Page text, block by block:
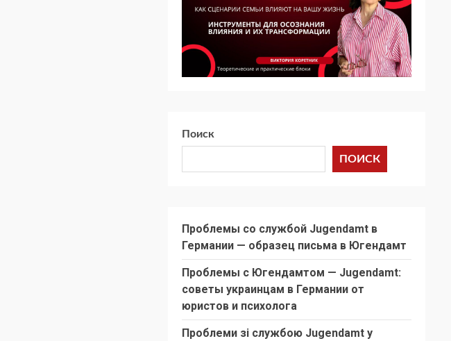
Поиск
ПОИСК
Проблемы со службой Jugendamt в
Германии — образец письма в Югендамт
Проблемы с Югендамтом — Jugendamt:
советы украинцам в Германии от
юристов и психолога
Проблеми зі службою Jugendamt у